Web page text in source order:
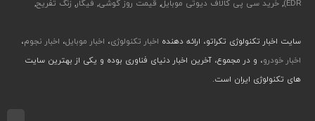
سایت اخبار تکنولوژی تکراتو، ارائه دهنده اخبار تکنولوژی، اخبار موبایل، اخبار نجوم،
اخبار خودرو، و در مجموع، آخرین اخبار دنیای فناوری بوده و یکی از بهترین سایت
های تکنولوژی ایران است.